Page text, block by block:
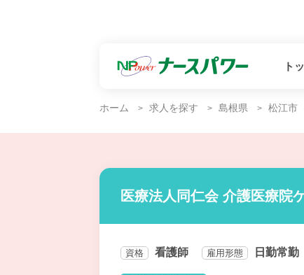
ト
ホーム 求人を探す 島根県 松江市
医療法人同仁会 介護医療院
資格 看護師 雇用形態 日勤常勤